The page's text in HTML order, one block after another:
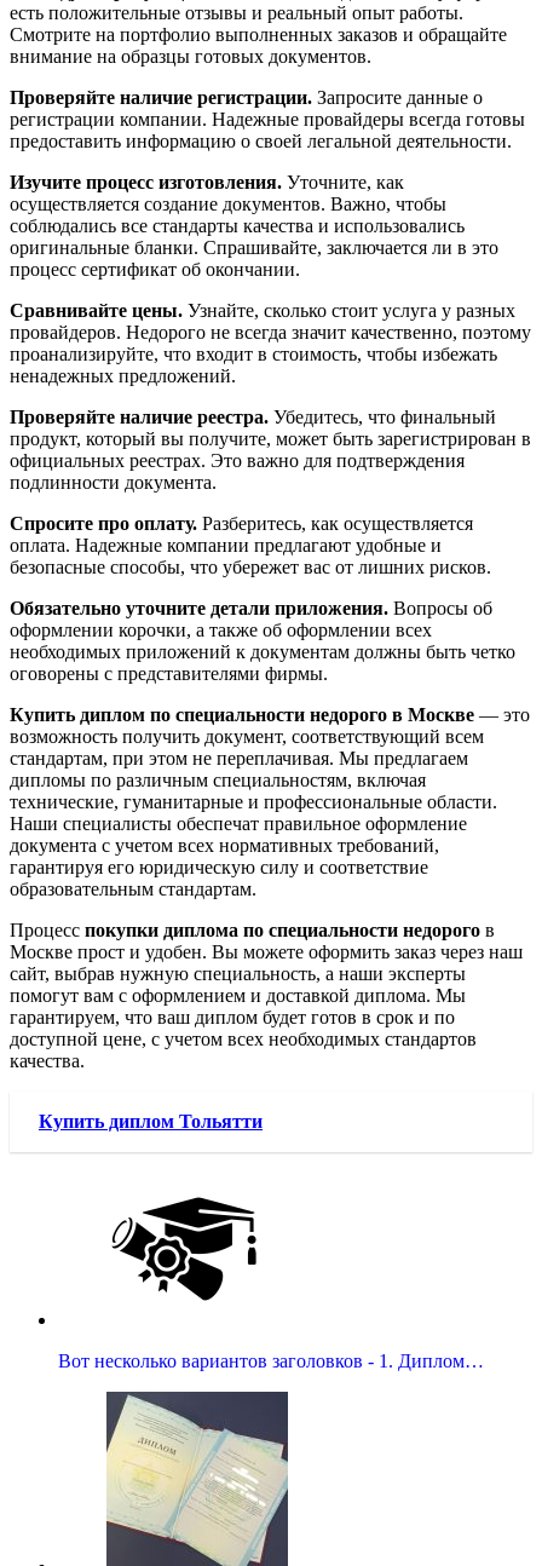
есть положительные отзывы и реальный опыт работы.
Смотрите на портфолио выполненных заказов и обращайте
внимание на образцы готовых документов.
Проверяйте наличие регистрации. Запросите данные о
регистрации компании. Надежные провайдеры всегда готовы
предоставить информацию о своей легальной деятельности.
Изучите процесс изготовления. Уточните, как
осуществляется создание документов. Важно, чтобы
соблюдались все стандарты качества и использовались
оригинальные бланки. Спрашивайте, заключается ли в это
процесс сертификат об окончании.
Сравнивайте цены. Узнайте, сколько стоит услуга у разных
провайдеров. Недорого не всегда значит качественно, поэтому
проанализируйте, что входит в стоимость, чтобы избежать
ненадежных предложений.
Проверяйте наличие реестра. Убедитесь, что финальный
продукт, который вы получите, может быть зарегистрирован в
официальных реестрах. Это важно для подтверждения
подлинности документа.
Спросите про оплату. Разберитесь, как осуществляется
оплата. Надежные компании предлагают удобные и
безопасные способы, что убережет вас от лишних рисков.
Обязательно уточните детали приложения. Вопросы об
оформлении корочки, а также об оформлении всех
необходимых приложений к документам должны быть четко
оговорены с представителями фирмы.
Купить диплом по специальности недорого в Москве — это
возможность получить документ, соответствующий всем
стандартам, при этом не переплачивая. Мы предлагаем
дипломы по различным специальностям, включая
технические, гуманитарные и профессиональные области.
Наши специалисты обеспечат правильное оформление
документа с учетом всех нормативных требований,
гарантируя его юридическую силу и соответствие
образовательным стандартам.
Процесс покупки диплома по специальности недорого в
Москве прост и удобен. Вы можете оформить заказ через наш
сайт, выбрав нужную специальность, а наши эксперты
помогут вам с оформлением и доставкой диплома. Мы
гарантируем, что ваш диплом будет готов в срок и по
доступной цене, с учетом всех необходимых стандартов
качества.
Купить диплом Тольятти
Вот несколько вариантов заголовков - 1. Диплом…